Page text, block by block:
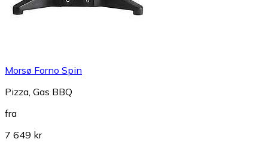
Morsø Forno Spin
Pizza, Gas BBQ
fra
7 649 kr